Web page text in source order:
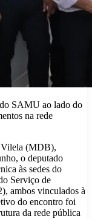
SAMU ao lado do
na rede
Vilela (MDB),
o deputado
às sedes do
Serviço de
ambos vinculados à
do encontro foi
da rede pública